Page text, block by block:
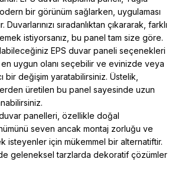
bir görünüm sağlarken, uygulaması
sıradanlıktan çıkararak, farklı
istiyorsanız, bu panel tam size göre.
EPS duvar paneli seçenekleri
en uygun olanı seçebilir ve evinizde veya
bir değişim yaratabilirsiniz. Üstelik,
üretilen bu panel sayesinde uzun
panelleri, özellikle doğal
seven ancak montaj zorluğu ve
isteyenler için mükemmel bir alternatiftir.
geleneksel tarzlarda dekoratif çözümler